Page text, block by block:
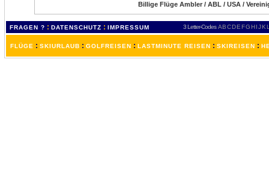
Billige Flüge Ambler / ABL / USA /
FRAGEN ? : DATENSCHUTZ : IMPRESSUM 3 Letter-Codes ABCDEFGH IJKL
FLÜGE : SKIURLAUB : GOLFREISEN : LASTMINUTE REISEN : SKIREISEN :